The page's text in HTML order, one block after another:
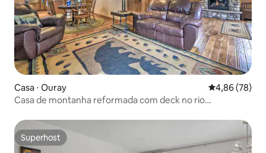
Casa ⋅ Ouray 4,86 de uma
4,86 (78)
Casa de montanha reformada com deck no rio
Superhost
Superhost